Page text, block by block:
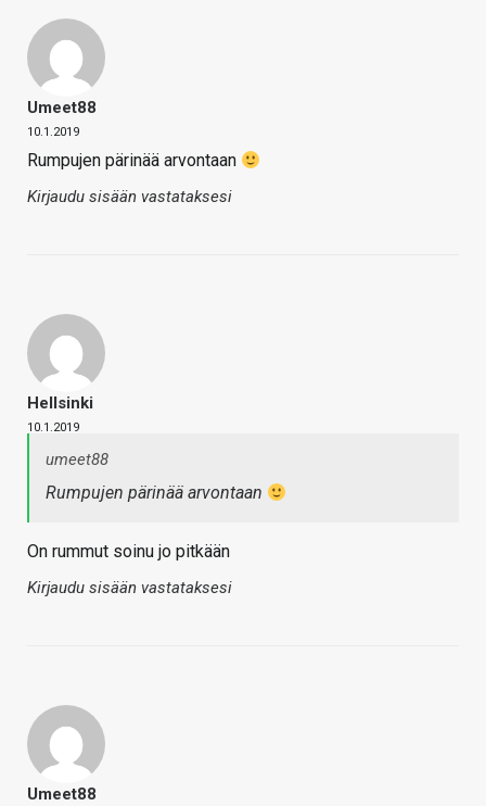
Umeet88
10.1.2019
Rumpujen pärinää arvontaan
Kirjaudu sisään vastataksesi
Hellsinki
10.1.2019
umeet88
Rumpujen pärinää arvontaan
On rummut soinu jo pitkään
Kirjaudu sisään vastataksesi
Umeet88